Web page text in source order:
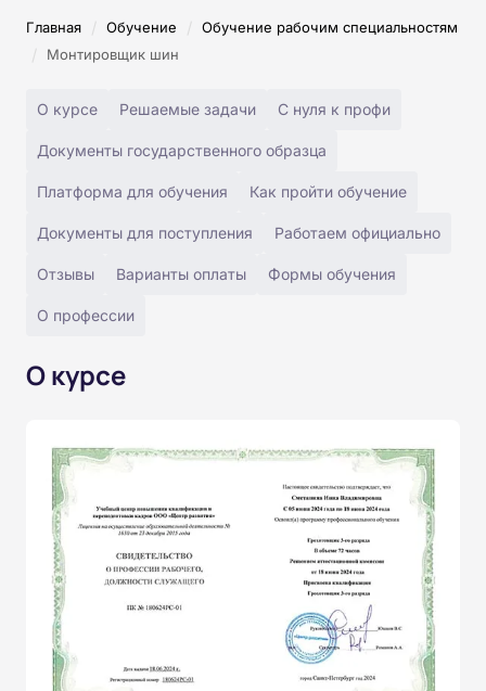
Главная / Обучение / Обучение рабочим специальностям
/ Монтировщик шин
О курсе Решаемые задачи С нуля к профи
Документы государственного образца
Платформа для обучения Как пройти обучение
Документы для поступления Работаем официально
Отзывы Варианты оплаты Формы обучения
О профессии
О курсе